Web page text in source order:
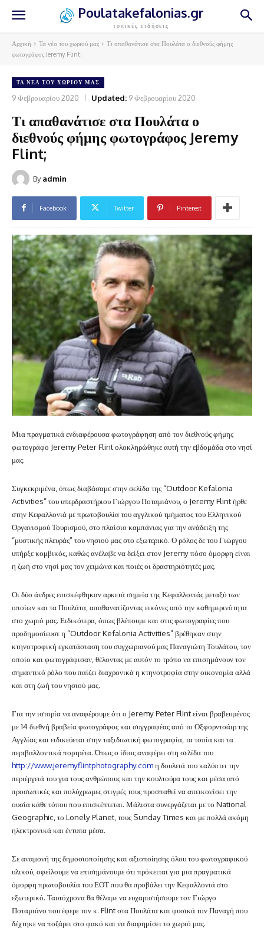
Poulatakefalonias.gr
τοπικές ειδήσεις
Αρχική Τα νέα του χωριού μας
Τι απαθανάτισε στα Πουλάτα ο διεθνούς φήμης
φωτογράφος Jeremy Flint;
ΤΑ ΝΈΑ ΤΟΥ ΧΩΡΙΟΎ ΜΑΣ
9 Φεβρουαρίου 2020 Updated: 9 Φεβρουαρίου 2020
Τι απαθανάτισε στα Πουλάτα ο
διεθνούς φήμης φωτογράφος Jeremy
Flint;
By admin
Facebook Twitter Pinterest
Μια πραγματικά ενδιαφέρουσα φωτογράφηση από τον διεθνούς φήμης
φωτογράφο Jeremy Peter Flint ολοκληρώθηκε αυτή την εβδομάδα στο νησί
μας.
Συγκεκριμένα, όπως διαβάσαμε στην σελίδα της “Outdoor Kefalonia
Activities” του υπερδραστήριου Γιώργου Ποταμιάνου, ο Jeremy Flint ήρθε
στην Κεφαλλονιά με πρωτοβουλία του αγγλικού τμήματος του Ελληνικού
Οργανισμού Τουρισμού, στο πλαίσιο καμπάνιας για την ανάδειξη της
“μυστικής πλευράς” του νησιού μας στο εξωτερικό. Ο ρόλος δε του Γιώργου
υπήρξε κομβικός, καθώς ανέλαβε να δείξει στον Jeremy πόσο όμορφη είναι
η ζωή στο νησί μας τον χειμώνα και ποιές οι δραστηριότητές μας.
Οι δύο άνδρες επισκέφθηκαν αρκετά σημεία της Κεφαλλονιάς μεταξύ των
οποίων και τα Πουλάτα, απαθανατίζοντας εικόνες από την καθημερινότητα
στο χωριό μας. Ειδικότερα, όπως βλέπουμε και στις φωτογραφίες που
προδημοσίευσε η “Outdoor Kefalonia Activities” βρέθηκαν στην
κτηνοτροφική εγκατάσταση του συγχωριανού μας Παναγιώτη Τουλάτου, τον
οποίο και φωτογράφισαν, θέλοντας με αυτόν το τρόπο να επισημάνουν τον
σημαντικό ρόλο που παίζει διαχρονικά η κτηνοτροφία στην οικονομία αλλά
και στη ζωή του νησιού μας.
Για την ιστορία να αναφέρουμε ότι ο Jeremy Peter Flint είναι βραβευμένος
με 14 διεθνή βραβεία φωτογράφος και συγγραφέας από το Οξφορντσάιρ της
Αγγλίας και ειδικεύεται στην ταξιδιωτική φωτογραφία, τα τοπία και τα
περιβαλλοντικά πορτρέτα. Όπως ο ίδιος αναφέρει στη σελίδα του
http://www.jeremyflintphotography.comη δουλειά του καλύπτει την
περιέργειά του για τους ανθρώπους και την κουλτούρα τους και μέσα από
προσωπικές και πολύχρωμες στιγμές τους προσπαθεί να απεικονίσει την
ουσία κάθε τόπου που επισκέπτεται. Μάλιστα συνεργάζεται με το National
Geographic, το Lonely Planet, τους Sunday Times και με πολλά ακόμη
ηλεκτρονικά και έντυπα μέσα.
Σε αναμονή της δημοσιοποίησης και αξιοποίησης όλου του φωτογραφικού
υλικού, οφείλουμε να επισημάνουμε ότι πρόκειται για μια πραγματικά
όμορφη πρωτοβουλία του ΕΟΤ που θα προβάλει την Κεφαλλονιά στο
εξωτερικό. Ταυτόχρονα θα θέλαμε να ευχαριστήσουμε τον Γιώργο
Ποταμιάνο που έφερε τον κ. Flint στα Πουλάτα και φυσικά τον Παναγή που
δέχτηκε να ποζάρει στο φακό και να διαφημίσει το χωριό μας.